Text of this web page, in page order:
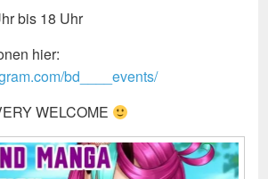
bis 18 Uhr
hier:
bd____events/
WELCOME